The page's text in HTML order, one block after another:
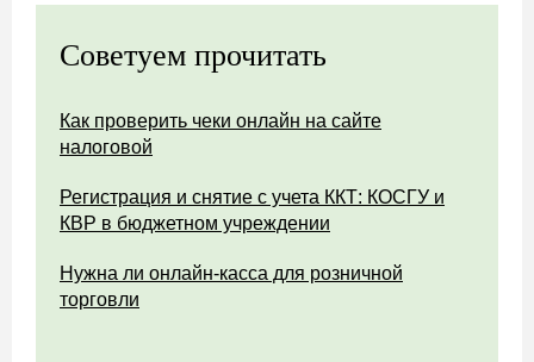
Советуем прочитать
Как проверить чеки онлайн на сайте
налоговой
Регистрация и снятие с учета ККТ: КОСГУ и
КВР в бюджетном учреждении
Нужна ли онлайн-касса для розничной
торговли